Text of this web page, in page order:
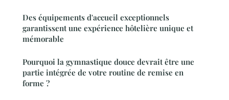
Des équipements d'accueil exceptionnels
garantissent une expérience hôtelière unique et
mémorable
Pourquoi la gymnastique douce devrait être une
partie intégrée de votre routine de remise en
forme ?